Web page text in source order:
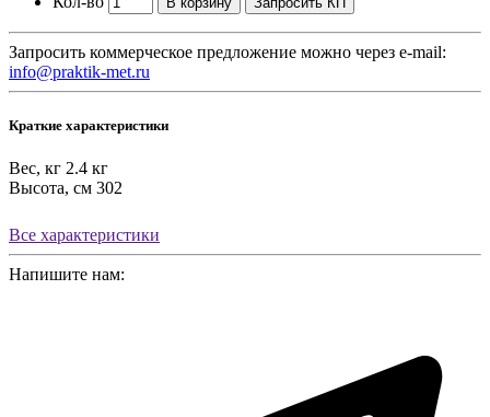
Запросить коммерческое предложение можно через e-mail:
info@praktik-met.ru
Краткие характеристики
Вес, кг 2.4 кг
Высота, см 302
Все характеристики
Напишите нам: